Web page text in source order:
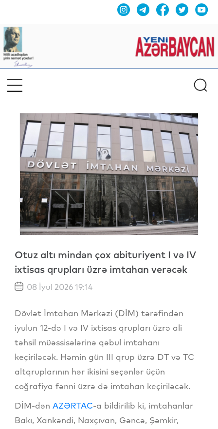
Otuz altı mindən çox abituriyent I və IV
ixtisas qrupları üzrə imtahan verəcək
08 İyul 2026 19:14
Dövlət İmtahan Mərkəzi (DİM) tərəfindən
iyulun 12-də I və IV ixtisas qrupları üzrə ali
təhsil müəssisələrinə qəbul imtahanı
keçiriləcək. Həmin gün III qrup üzrə DT və TC
altqruplarının hər ikisini seçənlər üçün
coğrafiya fənni üzrə də imtahan keçiriləcək.
DİM-dən AZƏRTAC-a bildirilib ki, imtahanlar
Bakı, Xankəndi, Naxçıvan, Gəncə, Şəmkir,